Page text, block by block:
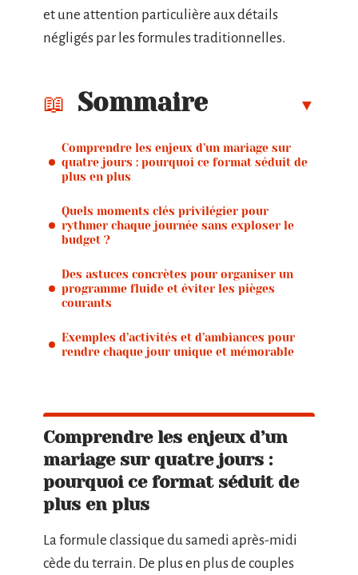
et une attention particulière aux détails
négligés par les formules traditionnelles.
Sommaire
Comprendre les enjeux d’un mariage sur
quatre jours : pourquoi ce format séduit de
plus en plus
Quels moments clés privilégier pour
rythmer chaque journée sans exploser le
budget ?
Des astuces concrètes pour organiser un
programme fluide et éviter les pièges
courants
Exemples d’activités et d’ambiances pour
rendre chaque jour unique et mémorable
Comprendre les enjeux d’un
mariage sur quatre jours :
pourquoi ce format séduit de
plus en plus
La formule classique du samedi après-midi
cède du terrain. De plus en plus de couples